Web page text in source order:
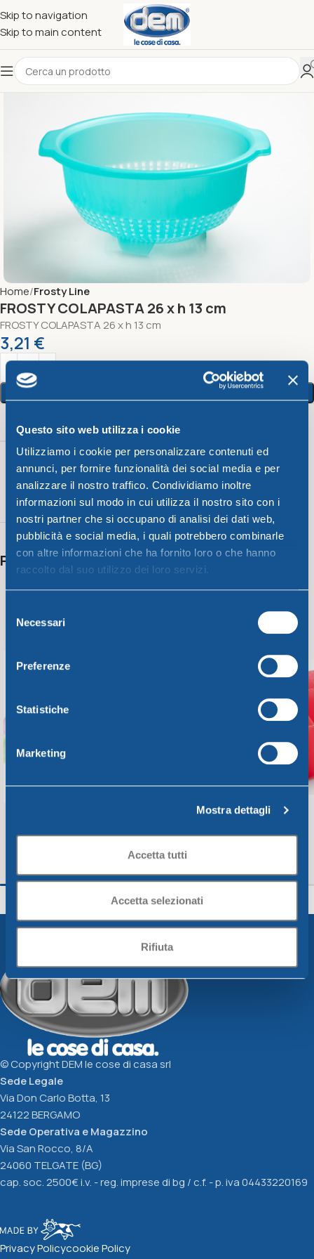
Questo sito web utilizza i cookie
Utilizziamo i cookie per personalizzare contenuti ed
annunci, per fornire funzionalità dei social media e per
analizzare il nostro traffico. Condividiamo inoltre
informazioni sul modo in cui utilizza il nostro sito con i
nostri partner che si occupano di analisi dei dati web,
pubblicità e social media, i quali potrebbero combinarle
con altre informazioni che ha fornito loro o che hanno
raccolto dal suo utilizzo dei loro servizi.
delNecessari
Preferenze
Statistiche
Marketing
Mostra dettagli
Accetta tutti
Accetta selezionati
Rifiuta
Skip to navigation
Skip to main content
Home Frosty Line
FROSTY COLAPASTA 26 x h 13 cm
FROSTY COLAPASTA 26 x h 13 cm
3,21 €
Peso
132 g
Color
Giallo ,
Verde,
Fucsia,
Blu
Potrebbero interessarti anche
FROSTY SET 6 BICCHIERI – 250 cc
7,14€
FROSTY
4,21€
© Copyright DEM le cose di casa srl
Sede Legale
Via Don Carlo Botta, 13
24122 BERGAMO
Sede Operativa e Magazzino
Via San Rocco, 8/A
24060 TELGATE (BG)
cap. soc. 2500€ i.v. - reg. imprese di bg / c.f. - p. iva 04433220169
Privacy Policycookie Policy